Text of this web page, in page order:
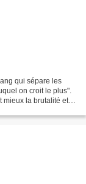
qui sépare les
on croit le plus".
la brutalité et la